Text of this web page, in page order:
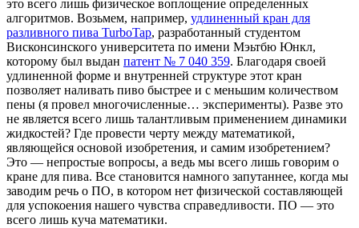
это всего лишь физическое воплощение определенных
алгоритмов. Возьмем, например, удлиненный кран для
разливного пива TurboTap, разработанный студентом
Висконсинского университета по имени Мэьтбю Юнкл,
которому был выдан патент № 7 040 359. Благодаря своей
удлиненной форме и внутренней структуре этот кран
позволяет наливать пиво быстрее и с меньшим количеством
пены (я провел многочисленные… эксперименты). Разве это
не является всего лишь талантливым применением динамики
жидкостей? Где провести черту между математикой,
являющейся основой изобретения, и самим изобретением?
Это — непростые вопросы, а ведь мы всего лишь говорим о
кране для пива. Все становится намного запутаннее, когда мы
заводим речь о ПО, в котором нет физической составляющей
для успокоения нашего чувства справедливости. ПО — это
всего лишь куча математики.